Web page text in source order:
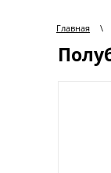
Главная \